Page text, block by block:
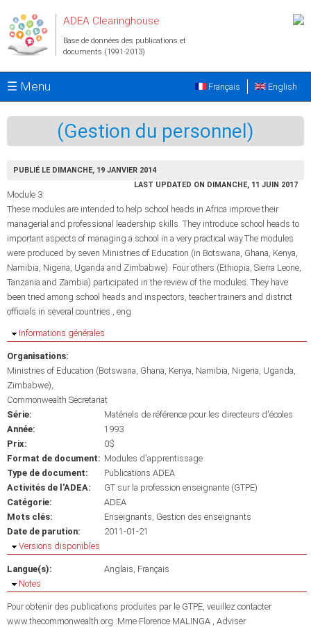
ADEA Clearinghouse
Base de données des publications et
documents (1991-2013)
☰ Menu English
Français
(Gestion du personnel)
PUBLIÉ LE DIMANCHE, 19 JANVIER 2014
LAST UPDATED ON DIMANCHE, 11 JUIN 2017
Module 3:
These modules are intended to help school heads in Africa improve their
managerial and professional leadership skills. They introduce school heads to
important aspects of managing a school in a very practical way.The modules
were produced by seven Ministries of Education (in Botswana, Ghana, Kenya,
Namibia, Nigeria, Uganda and Zimbabwe). Four others (Ethiopia, Sierra Leone,
Tanzania and Zambia) participated in the review of the modules. They have
been tried among school heads and inspectors, teacher trainers and district
officials in several countries., eng
Masquer
Informations générales
Organisations:
Ministries of Education (Botswana, Ghana, Kenya, Namibia, Nigeria, Uganda,
Zimbabwe)
Commonwealth Secretariat
Série:
Matériels de référence pour les directeurs d'écoles
Année:
1993
Prix:
0$
Format de document: Modules d'apprentissage
Type de document:
Publications ADEA
Activités de l'ADEA:
GT sur la profession enseignante (GTPE)
Catégorie:
ADEA
Mots clés:
Enseignants Gestion des enseignants
Date de parution:
2011-01-21
Masquer
Versions disponibles
Langue(s): Anglais Français
Masquer
Notes
Pour obtenir des publications produites par le GTPE, veuillez contacter
www.thecommonwealth.org :Mme Florence MALINGA , Adviser